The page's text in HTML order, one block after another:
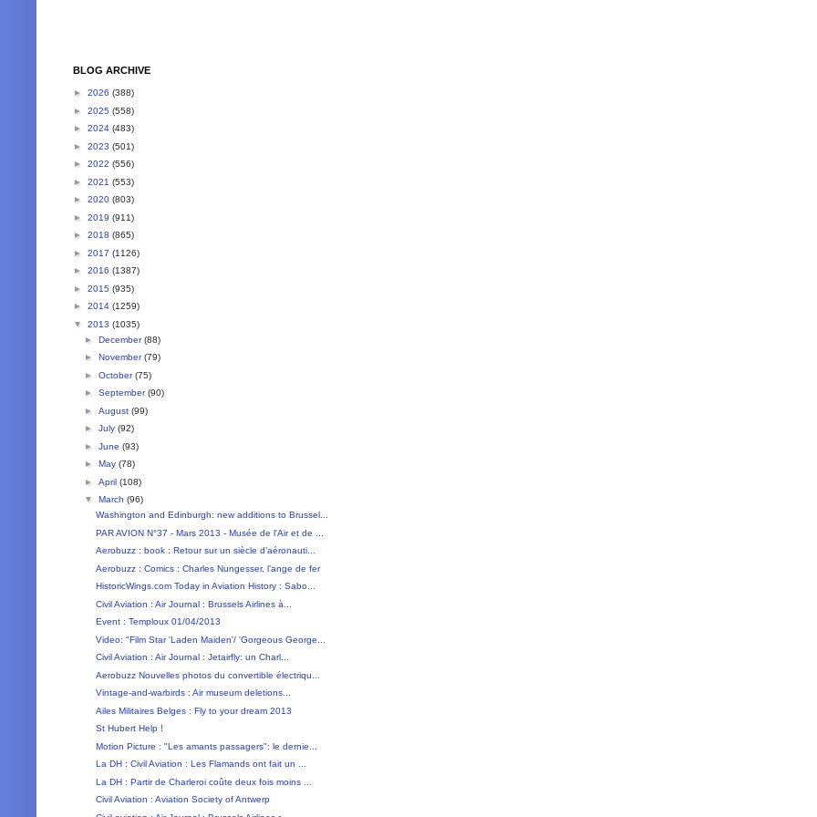
BLOG ARCHIVE
► 2026 (388)
► 2025 (558)
► 2024 (483)
► 2023 (501)
► 2022 (556)
► 2021 (553)
► 2020 (803)
► 2019 (911)
► 2018 (865)
► 2017 (1126)
► 2016 (1387)
► 2015 (935)
► 2014 (1259)
▼ 2013 (1035)
► December(88)
► November(79)
► October(75)
► September(90)
► August (99)
► July (92)
► June (93)
► May (78)
► April (108)
▼ March (96)
Washington and Edinburgh: new additions to Brussel...
PAR AVION N°37 - Mars 2013 - Musée de l'Air et de ...
Aerobuzz : book : Retour sur un siècle d’aéronauti...
Aerobuzz : Comics : Charles Nungesser, l’ange de fer
HistoricWings.com Today in Aviation History : Sabo...
Civil Aviation : Air Journal : Brussels Airlines à...
Event : Temploux 01/04/2013
Video: "Film Star 'Laden Maiden'/ 'Gorgeous George...
Civil Aviation : Air Journal : Jetairfly: un Charl...
Aerobuzz Nouvelles photos du convertible électriqu...
Vintage-and-warbirds : Air museum deletions...
Ailes Militaires Belges : Fly to your dream 2013
St Hubert Help !
Motion Picture : "Les amants passagers": le dernie...
La DH : Civil Aviation : Les Flamands ont fait un ...
La DH : Partir de Charleroi coûte deux fois moins ...
Civil Aviation : Aviation Society of Antwerp